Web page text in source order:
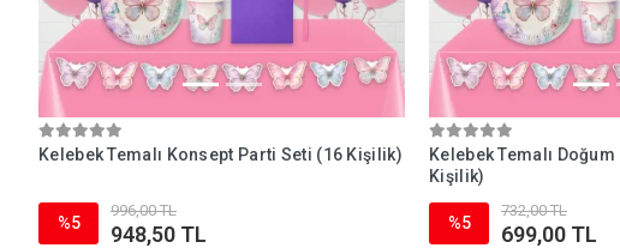
Kelebek Temalı Konsept Parti Seti (16 Kişilik)
%5
996,00 TL
948,50 TL
Kelebek Temalı
Kişilik)
%5
732,00 TL
699,00 TL